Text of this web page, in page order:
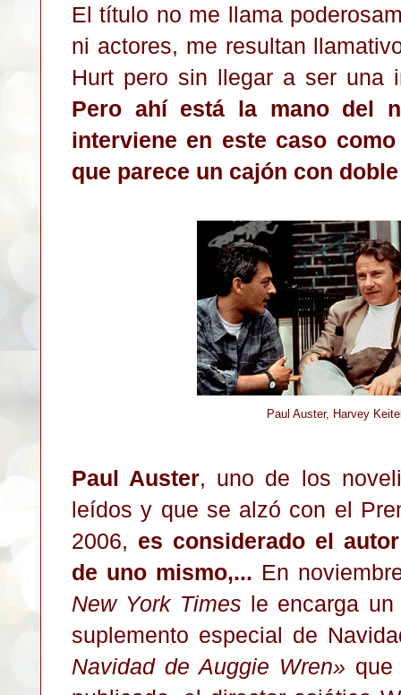
El título no me llama
ni actores, me resultan
Hurt pero sin llegar a ser una
Pero ahí está la mano del
interviene en este caso
que parece un cajón con
Paul Auster, Harvey
Paul Auster, uno de los
leídos y que se alzó con el
2006, es considerado el
de uno mismo,... En
New York Times le encarga
suplemento especial de
Navidad de Auggie Wren»